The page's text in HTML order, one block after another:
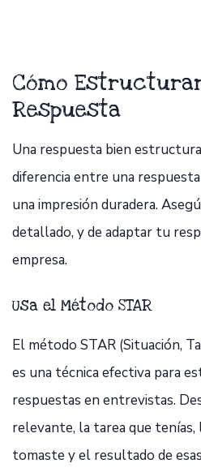
Cómo
Respuesta
Una respuesta bien
diferencia entre una
una impresión duradera.
detallado, y de adaptar tu
empresa.
Usa el Método STAR
El método STAR (Situación,
es una técnica efectiva para
respuestas en entrevistas.
relevante, la tarea que tenías,
tomaste y el resultado de